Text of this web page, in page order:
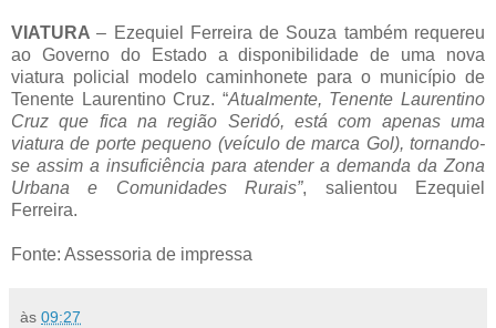
VIATURA– Ezequiel Ferreira de Souza também requereu
ao Governo do Estado a disponibilidade de uma nova
viatura policial modelo caminhonete para o município de
Tenente Laurentino Cruz. “Atualmente, Tenente Laurentino
Cruz que fica na região Seridó, está com apenas uma
viatura de porte pequeno (veículo de marca Gol), tornando-
se assim a insuficiência para atender a demanda da Zona
Urbana e Comunidades Rurais”, salientou Ezequiel
Ferreira.
Fonte: Assessoria de impressa
às 09:27